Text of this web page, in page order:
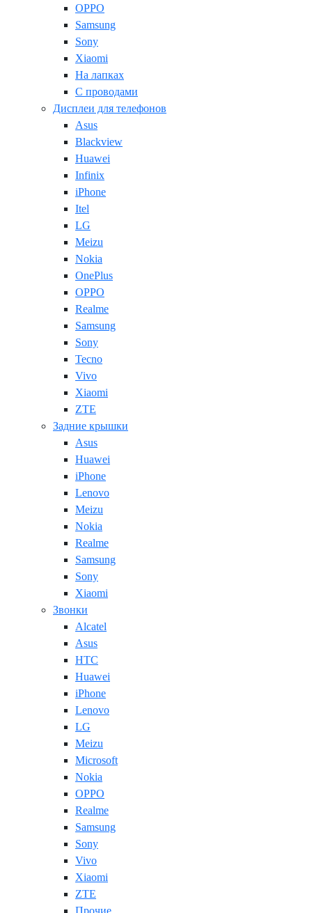
OPPO
Samsung
Sony
Xiaomi
На лапках
С проводами
Дисплеи для телефонов
Asus
Blackview
Huawei
Infinix
iPhone
Itel
LG
Meizu
Nokia
OnePlus
OPPO
Realme
Samsung
Sony
Tecno
Vivo
Xiaomi
ZTE
Задние крышки
Asus
Huawei
iPhone
Lenovo
Meizu
Nokia
Realme
Samsung
Sony
Xiaomi
Звонки
Alcatel
Asus
HTC
Huawei
iPhone
Lenovo
LG
Meizu
Microsoft
Nokia
OPPO
Realme
Samsung
Sony
Vivo
Xiaomi
ZTE